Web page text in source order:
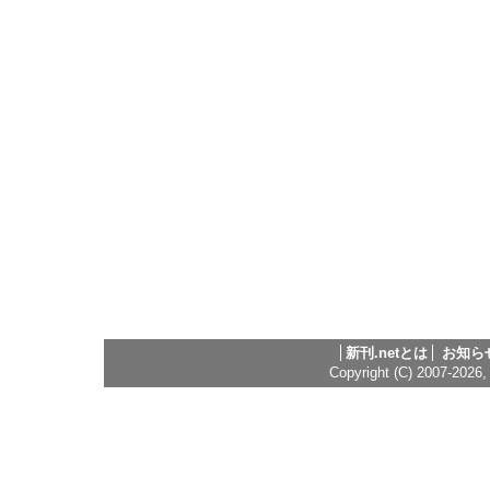
新刊.netとは
お知ら
Copyright (C) 2007-2026,